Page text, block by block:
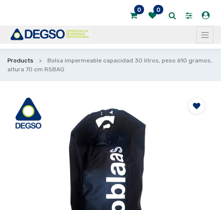
0 0
Products
Bolsa impermeable capacidad 30 litros, peso 610 gramos,
altura 70 cm RSBAG